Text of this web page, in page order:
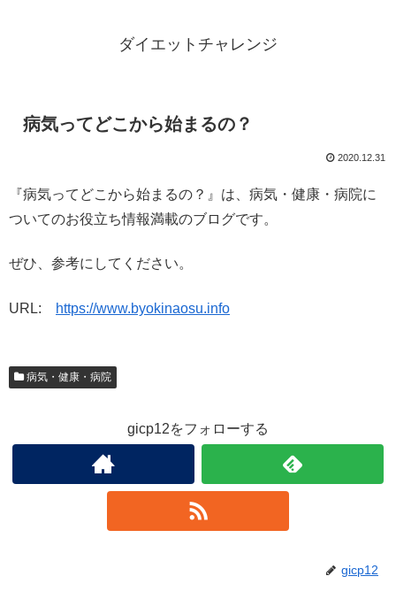
ダイエットチャレンジ
病気ってどこから始まるの？
2020.12.31
『病気ってどこから始まるの？』は、病気・健康・病院に
ついてのお役立ち情報満載のブログです。
ぜひ、参考にしてください。
URL: https://www.byokinaosu.info
病気・健康・病院
gicp12をフォローする
gicp12